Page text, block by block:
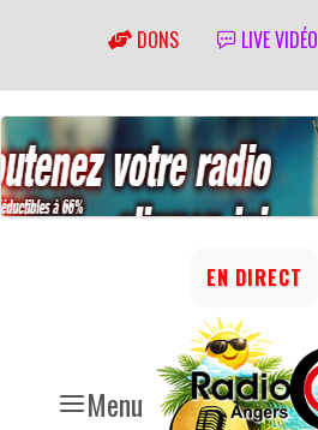
DONS LIVE VIDÉO
Menu
EN DIRECT